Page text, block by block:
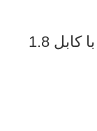
شارژر اورجینال 45W سامسونگ با کابل 1.8